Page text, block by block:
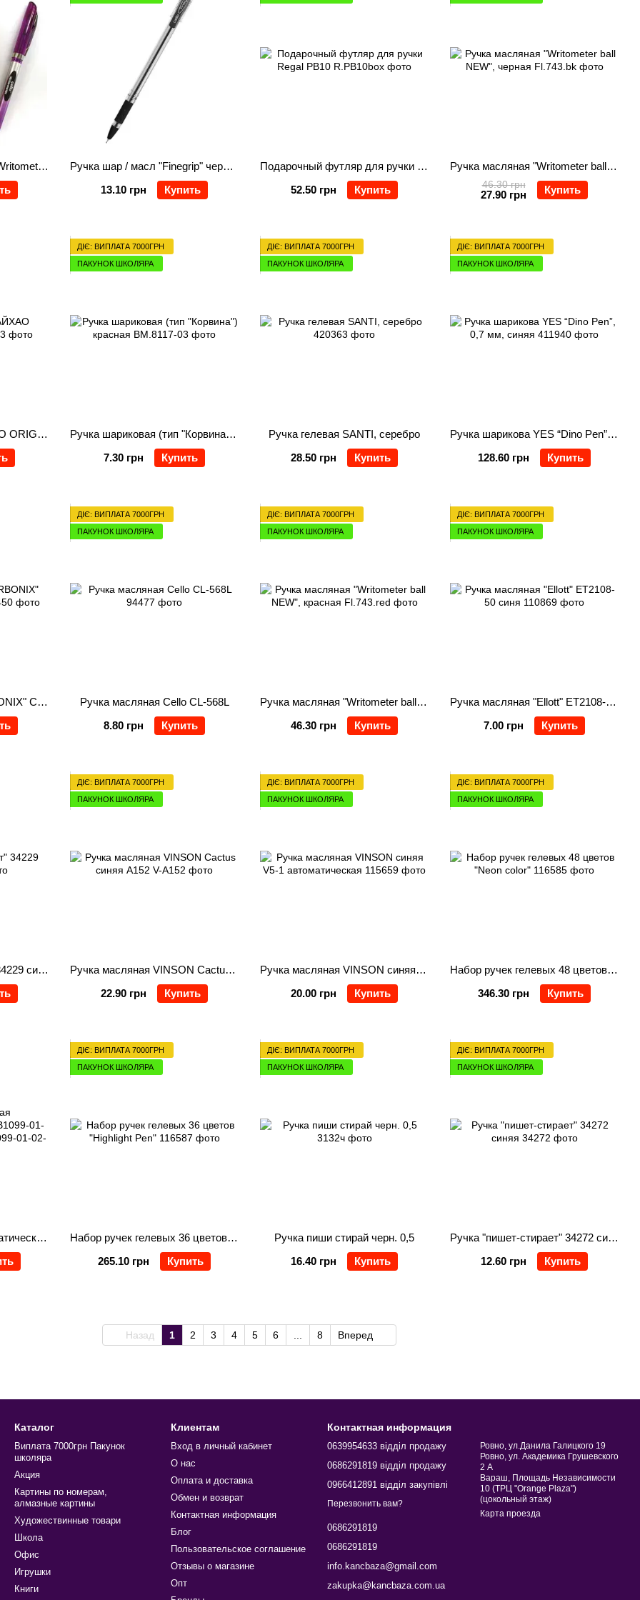
Ручка масляная 10 км "Writometer ball NEW", фиолет
Ручка шар / масл "Finegrip" черная 0,7 мм "CELLO"
13.10 грн
Купить
Подарочный футляр для ручки Regal PB10
52.50 грн
Купить
Ручка масляная "Writometer ball NEW", черная
46.30 грн
27.90 грн Купить
Ручка шариковая АЙХАО ORIGINAL синяя
ДІЄ: ВИПЛАТА 7000ГРН
ПАКУНОК ШКОЛЯРА
Ручка шариковая (тип "Корвина") красная
7.30 грн
Купить
ДІЄ: ВИПЛАТА 7000ГРН
ПАКУНОК ШКОЛЯРА
Ручка гелевая SANTI, серебро
28.50 грн
Купить
ДІЄ: ВИПЛАТА 7000ГРН
ПАКУНОК ШКОЛЯРА
Ручка шарикова YES “Dino Pen”, 0,7 мм, синяя
128.60 грн
Купить
Ручка масляная "СARBONIX" Cello CL-M6 синяя
ДІЄ: ВИПЛАТА 7000ГРН
ПАКУНОК ШКОЛЯРА
Ручка масляная Cello CL-568L
8.80 грн
Купить
ДІЄ: ВИПЛАТА 7000ГРН
ПАКУНОК ШКОЛЯРА
Ручка масляная "Writometer ball NEW", красная
46.30 грн
Купить
ДІЄ: ВИПЛАТА 7000ГРН
ПАКУНОК ШКОЛЯРА
Ручка масляная "Ellott" ET2108-50 синя
7.00 грн
Купить
Ручка "пишет-стирает" 34229 синяя
ДІЄ: ВИПЛАТА 7000ГРН
ПАКУНОК ШКОЛЯРА
Ручка масляная VINSON Cactus синяя A152
22.90 грн
Купить
ДІЄ: ВИПЛАТА 7000ГРН
ПАКУНОК ШКОЛЯРА
Ручка масляная VINSON синяя V5-1 автоматическая
20.00 грн
Купить
ДІЄ: ВИПЛАТА 7000ГРН
ПАКУНОК ШКОЛЯРА
Набор ручек гелевых 48 цветов "Neon color"
346.30 грн
Купить
Ручка шариковая автоматическая Axent AB1099-01-02-A, 0.7 мм, синяя
ДІЄ: ВИПЛАТА 7000ГРН
ПАКУНОК ШКОЛЯРА
Набор ручек гелевых 36 цветов "Highlight Pen"
265.10 грн
Купить
ДІЄ: ВИПЛАТА 7000ГРН
ПАКУНОК ШКОЛЯРА
Ручка пиши стирай черн. 0,5
16.40 грн
Купить
ДІЄ: ВИПЛАТА 7000ГРН
ПАКУНОК ШКОЛЯРА
Ручка "пишет-стирает" 34272 синяя
12.60 грн
Купить
Назад 1 2 3 4 5 6 8 Вперед
Каталог
Виплата 7000грн Пакунок
школяра
Акция
Картины по номерам,
алмазные картины
Художествинные товари
Школа
Офис
Игрушки
Книги
Клиентам
Вход в личный кабинет
О нас
Оплата и доставка
Обмен и возврат
Контактная информация
Блог
Пользовательское соглашение
Отзывы о магазине
Опт
Контактная информация
0639954633 відділ продажу
0686291819 відділ продажу
0966412891 відділ закупівлі
Перезвонить вам?
0686291819
0686291819
info.kancbaza@gmail.com
zakupka@kancbaza.com.ua
Ровно, ул.Данила Галицкого 19
Ровно, ул. Академика Грушевского
2 А
Вараш, Площадь Независимости
10 (ТРЦ "Orange Plaza")
(цокольный этаж)
Карта проезда